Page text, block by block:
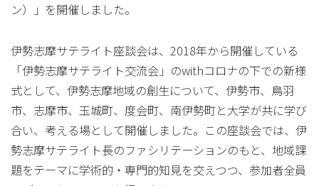
ン）」を開催しました。
伊勢志摩サテライト座談会は、2018年から開催している
「伊勢志摩サテライト交流会」のwithコロナの下での新様
式として、伊勢志摩地域の創生について、伊勢市、鳥羽
市、志摩市、玉城町、度会町、南伊勢町と大学が共に学び
合い、考える場として開催しました。この座談会では、伊
勢志摩サテライト長のファシリテーションのもと、地域課
題をテーマに学術的・専門的知見を交えつつ、参加者全員